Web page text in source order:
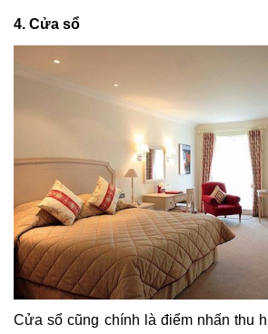
4. Cửa sổ
Cửa sổ cũng chính là điểm nhấn thu